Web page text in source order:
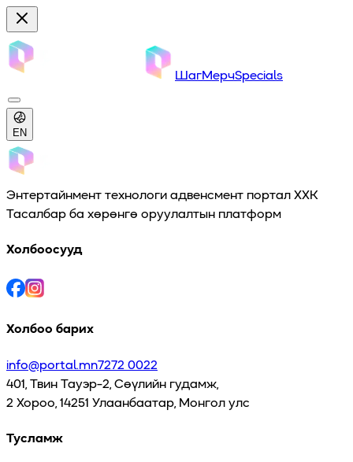
ШагМерчSpecials
EN
Энтертайнмент технологи адвенсмент портал ХХК
Тасалбар ба хөрөнгө оруулалтын платформ
Холбоосууд
Холбоо барих
info@portal.mn7272 0022
401, Твин Тауэр-2, Сөүлийн гудамж,
2 Хороо, 14251 Улаанбаатар, Монгол улс
Тусламж